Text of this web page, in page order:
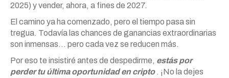
2025) y vender, ahora, a fines de 2027.
El camino ya ha comenzado, pero el tiempo pasa sin
tregua. Todavía las chances de ganancias extraordinarias
son inmensas… pero cada vez se reducen más.
Por eso te insistiré antes de despedirme, estás por
perder tu última oportunidad en cripto . ¡No la dejes